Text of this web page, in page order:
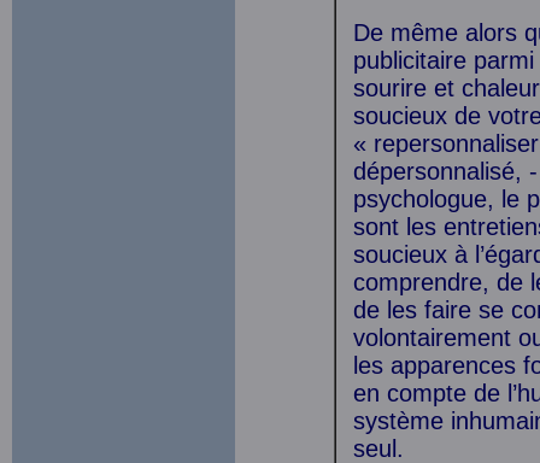
De même alors
publicitaire
sourire et
soucieux de
«
dépersonnalisé,
psychologue, le
sont les
soucieux à
comprendre, de
de les faire se
volontairement
les apparences
en compte de
système
seul.